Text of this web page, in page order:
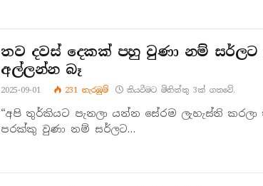
තව දවස් දෙකක් පහු වුණා නම් සර්ලට
අල්ලන්න බෑ
2025-09-01 231 නැරඹු​ම් කියවීමට මිනිත්තු 3ක් ගතවේ.
“අපි තුර්කියට පැනලා යන්න සේරම ලැහැස්ති
පරක්කු වුණා නම් සර්ලට…